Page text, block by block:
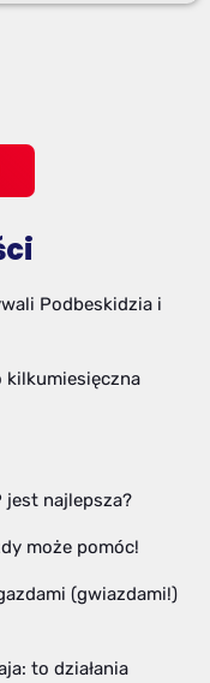
Podbeskidzia i
kilkumiesięczna
jest najlepsza?
może pomóc!
(gwiazdami!)
to działania